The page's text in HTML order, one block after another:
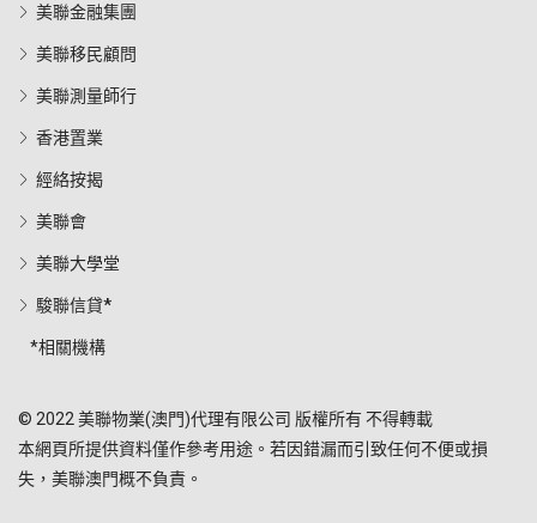
美聯金融集團
美聯移民顧問
美聯測量師行
香港置業
經絡按揭
美聯會
美聯大學堂
駿聯信貸*
*相關機構
© 2022 美聯物業(澳門)代理有限公司 版權所有 不得轉載
本網頁所提供資料僅作參考用途。若因錯漏而引致任何不便或損
失，美聯澳門概不負責。